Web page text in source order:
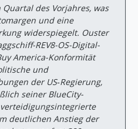
des Vorjahres, was
und eine
widerspiegelt. Ouster
REV8-OS-Digital-
America-Konformität
und
der US‑Regierung,
seiner BlueCity-
deutlichen Anstieg der